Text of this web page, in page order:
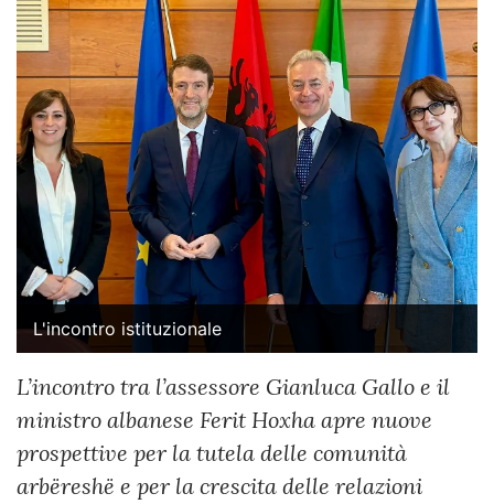
L'incontro istituzionale
L’incontro tra l’assessore Gianluca Gallo e il
ministro albanese Ferit Hoxha apre nuove
prospettive per la tutela delle comunità
arbëreshë e per la crescita delle relazioni